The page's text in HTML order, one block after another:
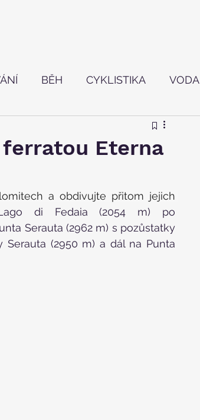
BĚH CYKLISTIKA VODA
Eterna
a obdivujte přitom jejich
di Fedaia (2054 m) po
Serauta (2962 m) s pozůstatky
(2950 m) a dál na Punta